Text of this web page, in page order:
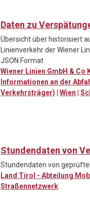
Daten zu
Übersicht über historisiert
Linienverkehr der Wiener
JSON Format
Wiener Linien GmbH & Co
Informationen an der
Verkehrsträger) | Wien |
Stundendaten von
Stundendaten von
Land Tirol - Abteilung
Straßennetzwerk